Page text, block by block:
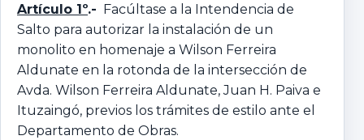
Artículo 1º.- Facúltase a la Intendencia de
Salto para autorizar la instalación de un
monolito en homenaje a Wilson Ferreira
Aldunate en la rotonda de la intersección de
Avda. Wilson Ferreira Aldunate, Juan H. Paiva e
Ituzaingó, previos los trámites de estilo ante el
Departamento de Obras.